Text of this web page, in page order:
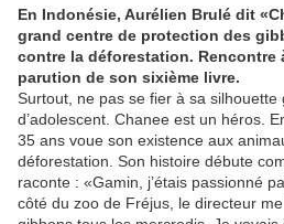
En Indonésie, Aurélien Brulé dit
grand centre de protection des
contre la déforestation. Rencontre
parution de son sixième livre.
Surtout, ne pas se fier à sa silhouette
d’adolescent. Chanee est un héros.
35 ans voue son existence aux
déforestation. Son histoire débute
raconte : «Gamin, j’étais passionné
côté du zoo de Fréjus, le directeur